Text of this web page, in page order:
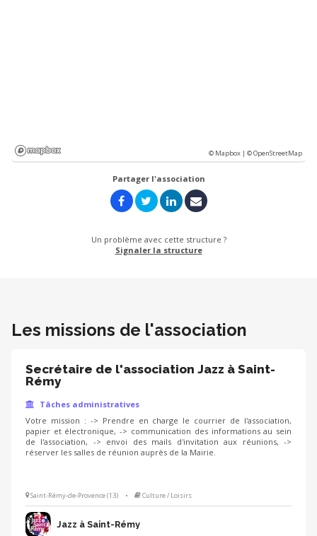
© Mapbox |© OpenStreetMap
Partager l'association
Un problème avec cette structure ?
Signaler la structure
Les missions de l'association
Secrétaire de l'association Jazz à Saint-
Rémy
Tâches administratives
Votre mission : -> Prendre en charge le courrier de l'association,
papier et électronique, -> communication des informations au sein
de l'association, -> envoi des mails d'invitation aux réunions, ->
réserver les salles de réunion auprès de la Mairie.
Saint-Rémy-de-Provence (13) • Culture / Loisirs
Jazz à Saint-Rémy